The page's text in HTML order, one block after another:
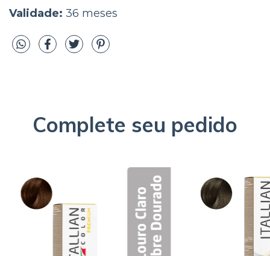
Validade: 36 meses
Complete seu pedido